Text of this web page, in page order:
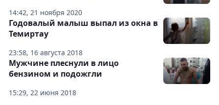
14:42, 21 ноября 2020
23:58, 16 августа 2018
Годовалый малыш выпал из окна в
Темиртау
15:29, 22 июня 2018
Мужчине плеснули в лицо
бензином и подожгли